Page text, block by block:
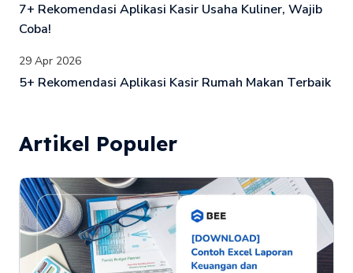
7+ Rekomendasi Aplikasi Kasir Usaha Kuliner, Wajib
Coba!
29 Apr 2026
5+ Rekomendasi Aplikasi Kasir Rumah Makan Terbaik
Artikel Populer